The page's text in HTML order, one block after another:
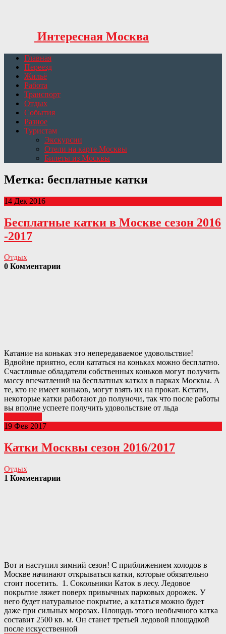
Интересная Москва
Главная
Переезд
Жильё
Работа
Транспорт
Отдых
События
Разное
Туристам
Экскурсии
Отели на карте Москвы
Билеты из Москвы
Метка: бесплатные катки
14 Дек 2016
Бесплатные катки в Москве сезон 2016
-2017
Отдых
0 Комментарии
Катание на коньках это непередаваемое удовольствие!
Вдвойне приятно, если кататься на коньках можно бесплатно.
Счастливые обладатели собственных коньков могут получить
массу впечатлений на бесплатных катках в парках Москвы. А
те, кто не имеет коньков, могут взять их на прокат. Кстати,
некоторые катки работают до полуночи, так что после работы
вы вполне успеете получить удовольствие от льда
19 Фев 2017
Катки Москвы сезон 2016/2017
Отдых
1 Комментарии
Вот и наступил зимний сезон! С приближением холодов в
Москве начинают открываться катки, которые обязательно
стоит посетить. 1. Сокольники Каток в лесу. Ледовое
покрытие ляжет поверх привычных парковых дорожек. У
него будет натуральное покрытие, а кататься можно будет
даже при сильных морозах. Площадь этого необычного катка
составит 2500 кв. м. Он станет третьей ледовой площадкой
после искусственной